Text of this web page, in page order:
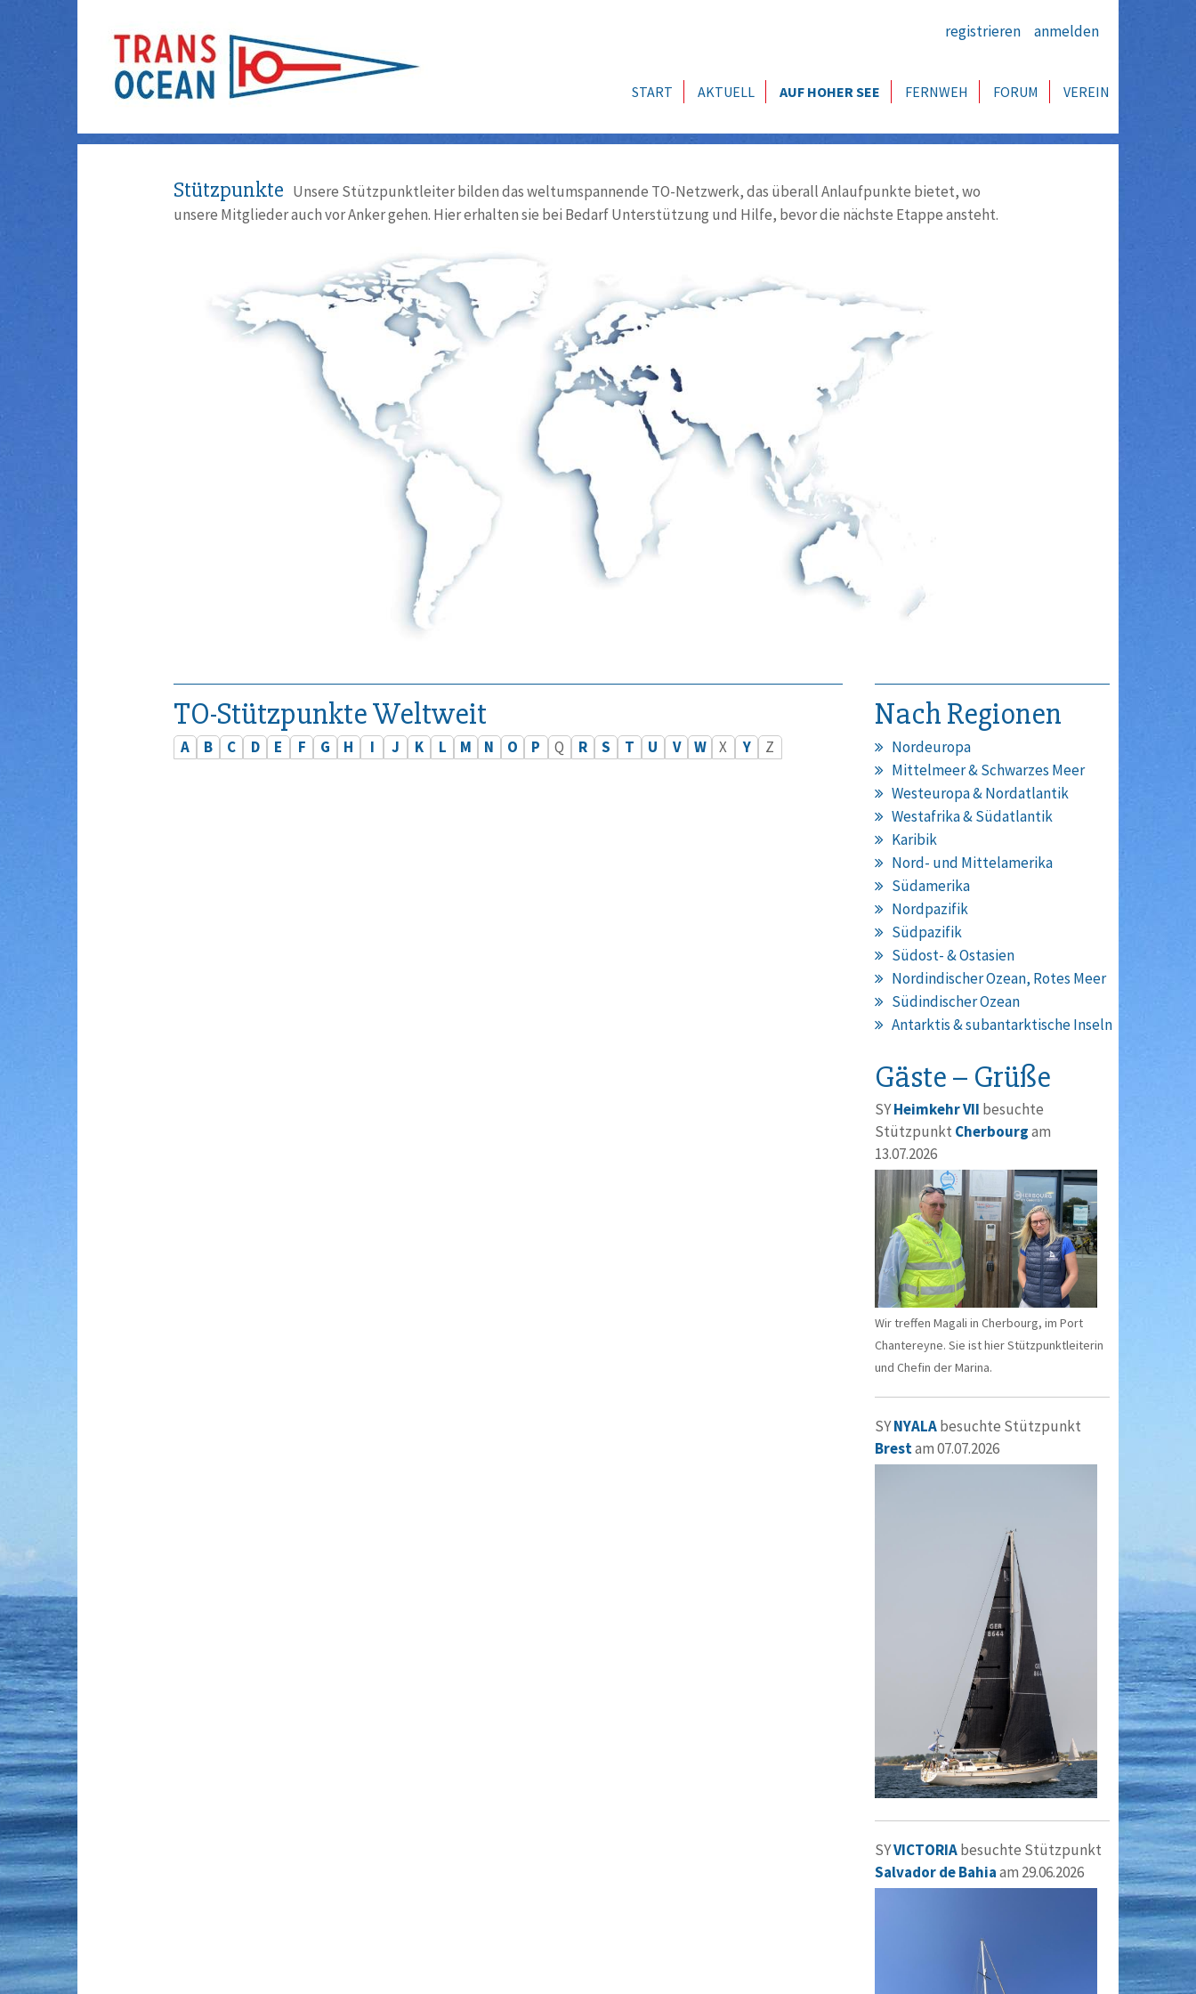
registrieren anmelden
START AKTUELL AUF HOHER SEE FERNWEH FORUM VEREIN
Stützpunkte Unsere Stützpunktleiter bilden das weltumspannende TO-Netzwerk, das überall Anlaufpunkte bietet, wo
unsere Mitglieder auch vor Anker gehen. Hier erhalten sie bei Bedarf Unterstützung und Hilfe, bevor die nächste Etappe ansteht.
TO-Stützpunkte Weltweit
A B C D E F G H I J K L M N O P Q R S T U V W X Y Z
Nach Regionen
Nordeuropa
Mittelmeer & Schwarzes Meer
Westeuropa & Nordatlantik
Westafrika & Südatlantik
Karibik
Nord- und Mittelamerika
Südamerika
Nordpazifik
Südpazifik
Südost- & Ostasien
Nordindischer Ozean, Rotes Meer
Südindischer Ozean
Antarktis & subantarktische Inseln
Gäste – Grüße
SYHeimkehr VII besuchte
Stützpunkt Cherbourgam
13.07.2026
Wir treffen Magali in Cherbourg, im Port
Chantereyne. Sie ist hier Stützpunktleiterin
und Chefin der Marina.
SYNYALAbesuchte Stützpunkt
Brestam 07.07.2026
SYVICTORIAbesuchte Stützpunkt
Salvador de Bahiaam 29.06.2026